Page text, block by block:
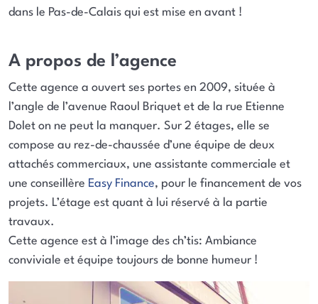
dans le Pas-de-Calais qui est mise en avant !
A propos de l’agence
Cette agence a ouvert ses portes en 2009, située à
l’angle de l’avenue Raoul Briquet et de la rue Etienne
Dolet on ne peut la manquer. Sur 2 étages, elle se
compose au rez-de-chaussée d’une équipe de deux
attachés commerciaux, une assistante commerciale et
une conseillère Easy Finance, pour le financement de vos
projets. L’étage est quant à lui réservé à la partie
travaux.
Cette agence est à l’image des ch’tis: Ambiance
conviviale et équipe toujours de bonne humeur !